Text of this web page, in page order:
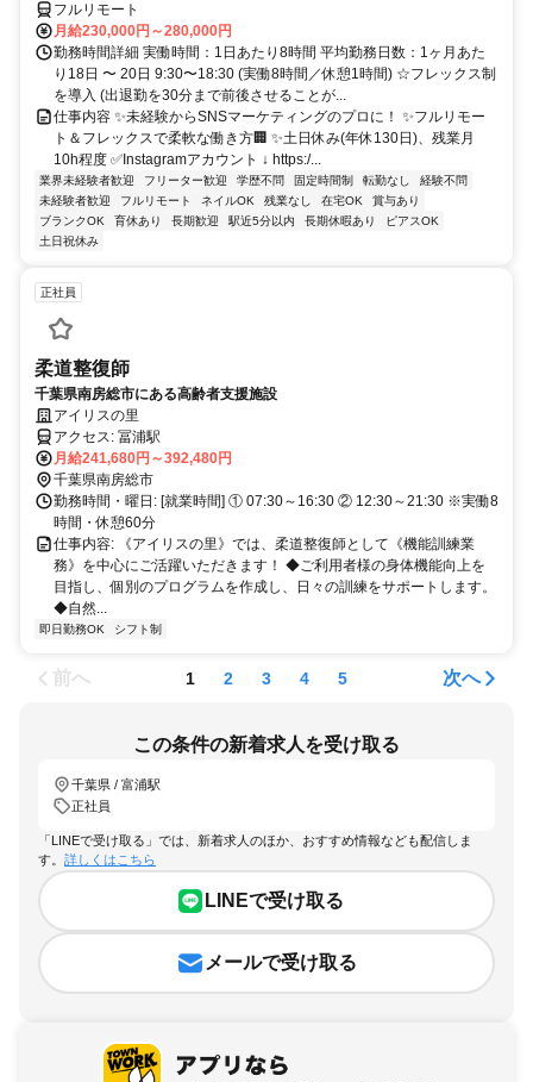
フルリモート
月給230,000円～280,000円
勤務時間詳細 実働時間：1日あたり8時間 平均勤務日数：1ヶ月あた
り18日 〜 20日 9:30〜18:30 (実働8時間／休憩1時間) ☆フレックス制
を導入 (出退勤を30分まで前後させることが...
仕事内容 ✨未経験からSNSマーケティングのプロに！ ✨フルリモー
ト＆フレックスで柔軟な働き方🏢 ✨土日休み(年休130日)、残業月
10h程度 ✅Instagramアカウント ↓ https:/...
業界未経験者歓迎 フリーター歓迎 学歴不問 固定時間制 転勤なし
経験不問
未経験者歓迎
フルリモート ネイルOK 残業なし 在宅OK
賞与あり
ブランクOK
育休あり 長期歓迎 駅近5分以内 長期休暇あり
ピアスOK
土日祝休み
正社員
柔道整復師
千葉県南房総市にある高齢者支援施設
アイリスの里
アクセス: 冨浦駅
月給241,680円～392,480円
千葉県南房総市
勤務時間・曜日: [就業時間] ① 07:30～16:30 ② 12:30～21:30 ※実働8
時間・休憩60分
仕事内容: 《アイリスの里》では、柔道整復師として《機能訓練業
務》を中心にご活躍いただきます！ ◆ご利用者様の身体機能向上を
目指し、個別のプログラムを作成し、日々の訓練をサポートします。
◆自然...
即日勤務OK シフト制
前へ 1 2 3 4 5 次へ
この条件の新着求人を受け取る
千葉県 / 富浦駅
正社員
「LINEで受け取る」では、新着求人のほか、おすすめ情報なども配信しま
す。 詳しくはこちら
LINEで受け取る
メールで受け取る